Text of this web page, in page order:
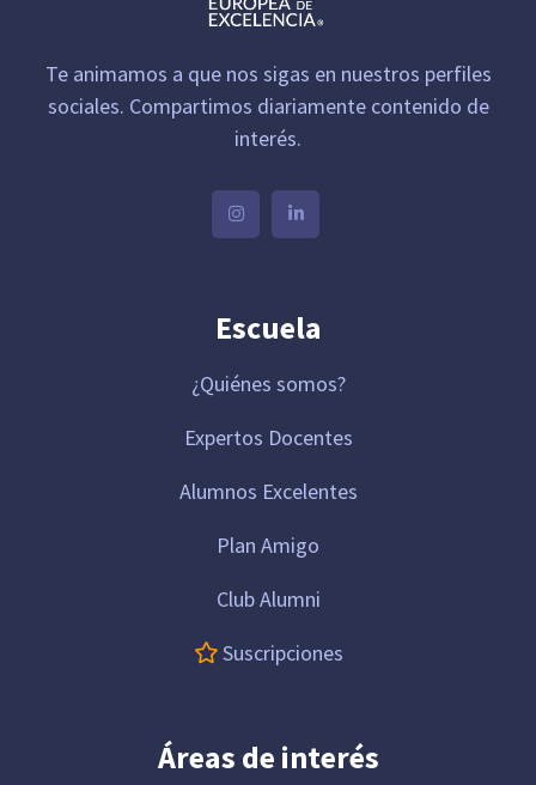
Te animamos a que nos sigas en nuestros perfiles
sociales. Compartimos diariamente contenido de
interés.
Escuela
¿Quiénes somos?
Expertos Docentes
Alumnos Excelentes
Plan Amigo
Club Alumni
Suscripciones
Áreas de interés